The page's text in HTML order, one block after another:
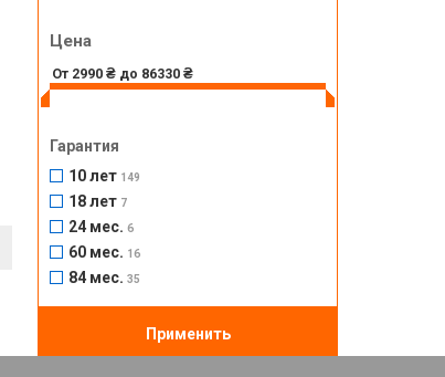
Цена
Гарантия
10 лет 149
18 лет 7
24 мес.6
60 мес. 16
84 мес.35
Применить